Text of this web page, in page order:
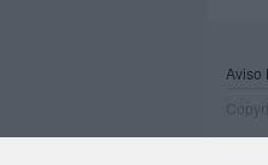
Aviso